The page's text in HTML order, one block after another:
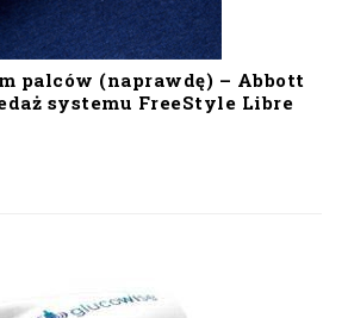
palców (naprawdę) – Abbott
systemu FreeStyle Libre